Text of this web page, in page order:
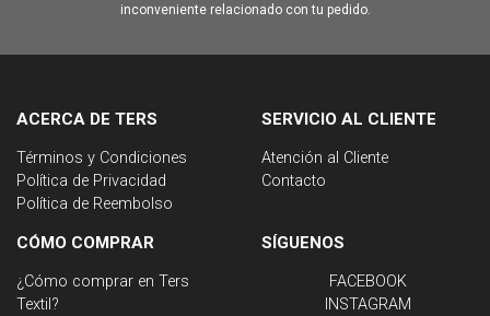
inconveniente relacionado con tu pedido.
ACERCA DE TERS
Términos y Condiciones
Política de Privacidad
Política de Reembolso
SERVICIO AL CLIENTE
Atención al Cliente
Contacto
CÓMO COMPRAR
¿Cómo comprar en Ters
Textil?
SÍGUENOS
FACEBOOK
INSTAGRAM